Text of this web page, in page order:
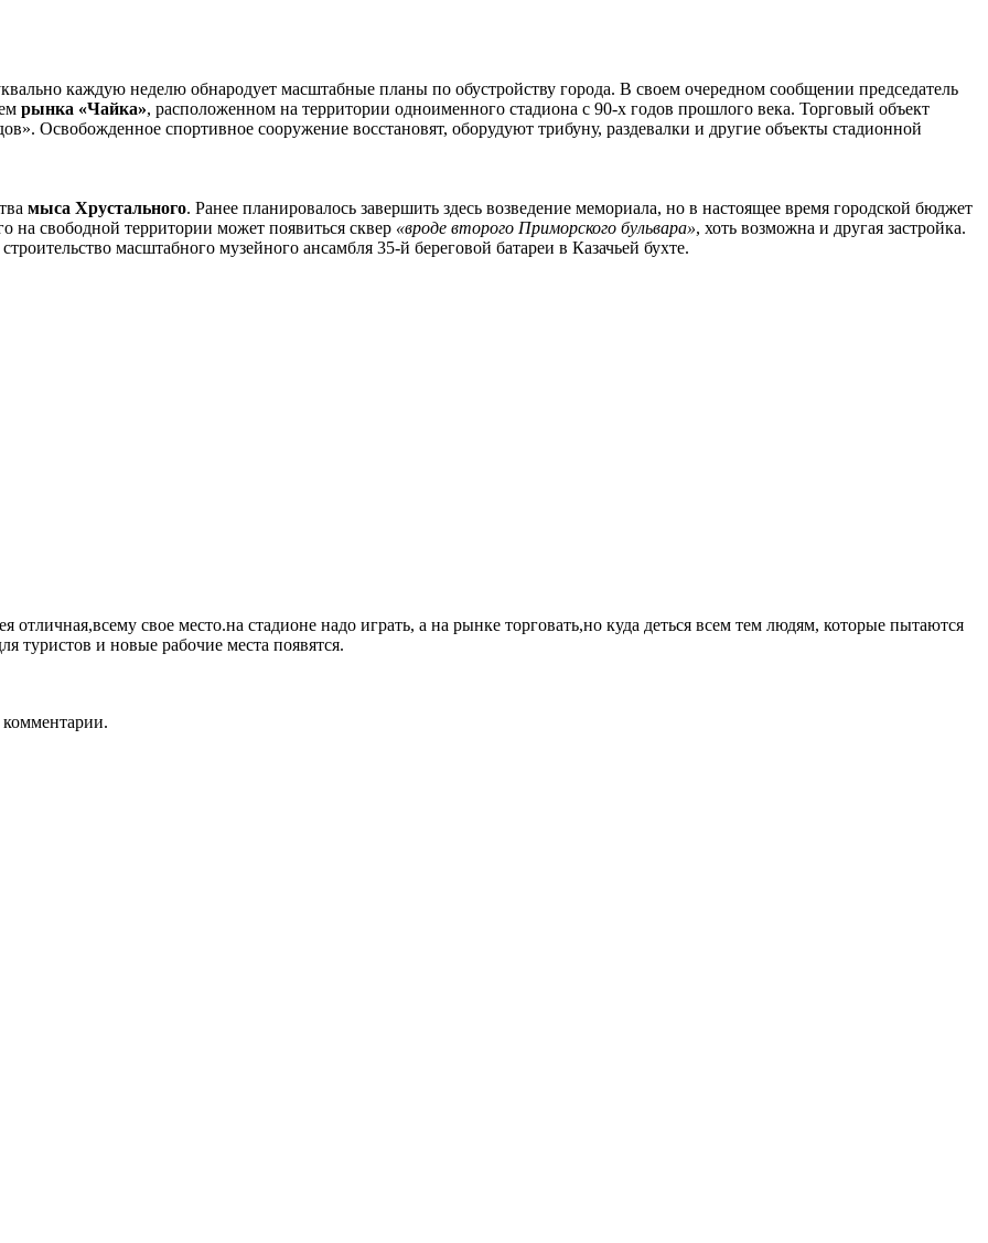
каждую неделю обнародует масштабные планы по обустройству города. В своем очередном сообщении председатель
рынка «Чайка», расположенном на территории одноименного стадиона с 90-х годов прошлого века. Торговый объект
Освобожденное спортивное сооружение восстановят, оборудуют трибуну, раздевалки и другие объекты стадионной
мыса Хрустального. Ранее планировалось завершить здесь возведение мемориала, но в настоящее время городской бюджет
на свободной территории может появиться сквер «вроде второго Приморского бульвара», хоть возможна и другая застройка.
масштабного музейного ансамбля 35-й береговой батареи в Казачьей бухте.
отличная,всему свое место.на стадионе надо играть, а на рынке торговать,но куда деться всем тем людям, которые пытаются
туристов и новые рабочие места появятся.
комментарии.